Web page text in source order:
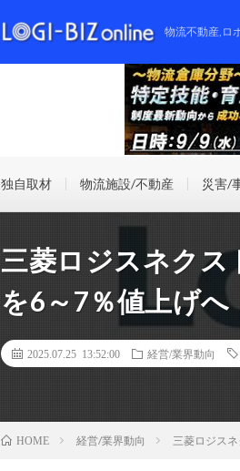
物流不動産,ロ
独自取材 物流施設/不動産 災害/
三菱ロジスネクス
を6～7％値上げへ
2025.07.25 13:52:00 経営/業界動向
HOME 経営/業界動向 三菱ロジス